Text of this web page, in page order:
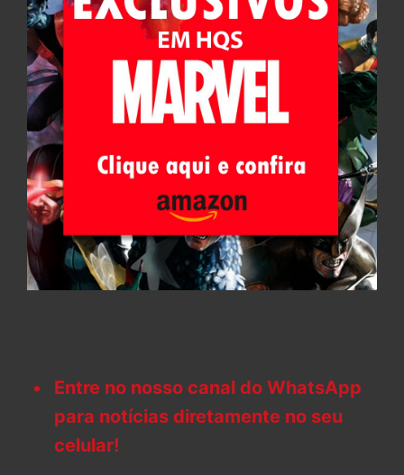
Entre no nosso canal do WhatsApp
para notícias diretamente no seu
celular!